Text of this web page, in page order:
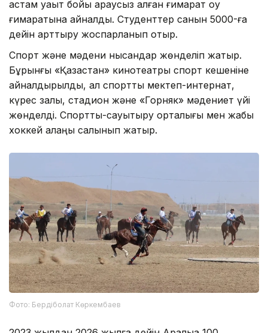
астам уақыт бойы қараусыз қалған ғимарат оқу
ғимаратына айналды. Студенттер санын 5000-ға
дейін арттыру жоспарланып отыр.
Спорт және мәдени нысандар жөнделіп жатыр.
Бұрынғы «Қазақстан» кинотеатры спорт кешеніне
айналдырылды, ал спорттық мектеп-интернат,
күрес залы, стадион және «Горняк» мәдениет үйі
жөнделді. Спорттық-сауықтыру орталығы мен жабық
хоккей алаңы салынып жатыр.
Фото: Бердіболат Көркембаев